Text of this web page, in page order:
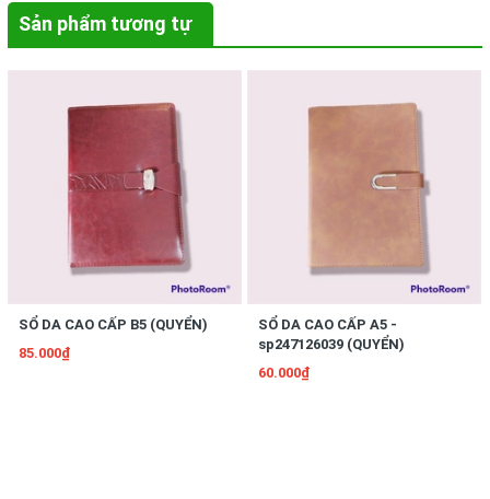
Sản phẩm tương tự
SỔ DA CAO CẤP B5 (QUYỂN)
85.000₫
SỔ DA CAO CẤP A5 -
sp247126039 (QUYỂN)
60.000₫